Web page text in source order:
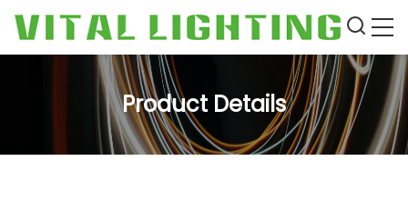
Product Details